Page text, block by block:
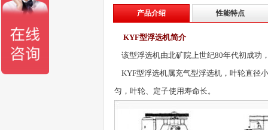
产品介绍 性能特点
KYF型浮选机简介
该型浮选机由北矿院上世纪80年代初成功
KYF型浮选机属充气型浮选机，叶轮直径
匀，叶轮、定子使用寿命长。